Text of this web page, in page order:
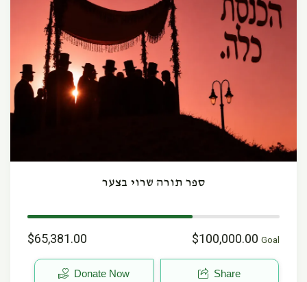
ספר תורה שרוי בצער
$65,381.00 $100,000.00 Goal
Donate Now Share